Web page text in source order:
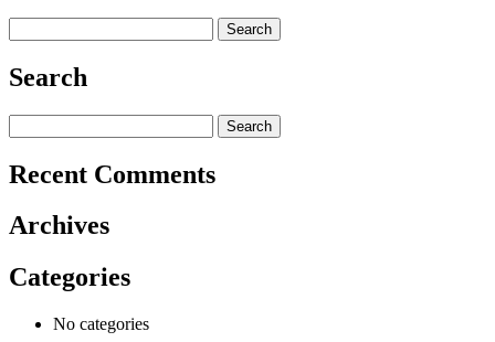
for:
Search
for:
Recent Comments
Archives
Categories
No categories